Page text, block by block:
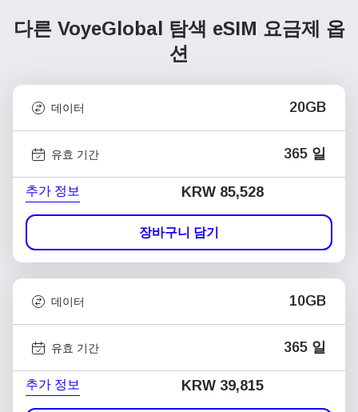
다른 VoyeGlobal 탐색 eSIM 요금제 옵
션
데이터 20GB
유효 기간 365 일
추가 정보 KRW 85,528
장바구니 담기
데이터 10GB
유효 기간 365 일
추가 정보 KRW 39,815